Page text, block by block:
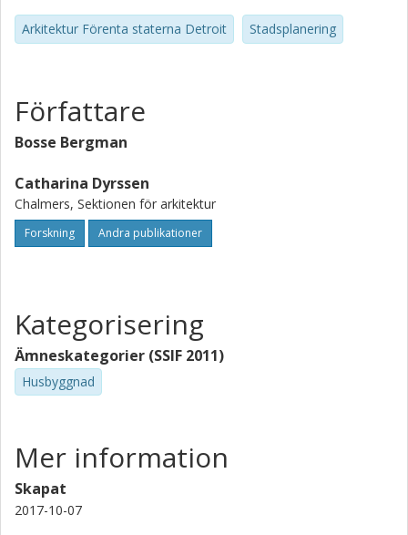
Arkitektur Förenta staterna Detroit Stadsplanering
Författare
Bosse Bergman
Catharina Dyrssen
Chalmers, Sektionen för arkitektur
Forskning Andra publikationer
Kategorisering
Ämneskategorier (SSIF 2011)
Husbyggnad
Mer information
Skapat
2017-10-07